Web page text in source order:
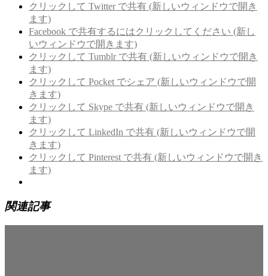
クリックして Twitter で共有 (新しいウィンドウで開き
ます)
Facebook で共有するにはクリックしてください (新し
いウィンドウで開きます)
クリックして Tumblr で共有 (新しいウィンドウで開き
ます)
クリックして Pocket でシェア (新しいウィンドウで開
きます)
クリックして Skype で共有 (新しいウィンドウで開き
ます)
クリックして LinkedIn で共有 (新しいウィンドウで開
きます)
クリックして Pinterest で共有 (新しいウィンドウで開き
ます)
関連記事